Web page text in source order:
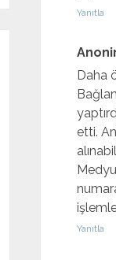
Yanıtla
Daha
etti.
Yanıtla